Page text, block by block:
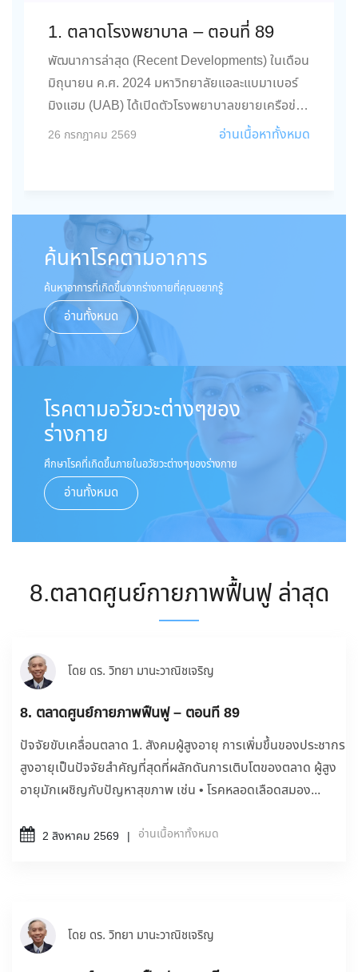
1. ตลาดโรงพยาบาล – ตอนที่ 89
พัฒนาการล่าสุด (Recent Developments) ในเดือน
มิถุนายน ค.ศ. 2024 มหาวิทยาลัยแอละแบมาเบอร์
มิงแฮม (UAB) ได้เปิดตัวโรงพยาบาลขยายเครือข่าย
Tele-ICU แห่งแรกในรัฐแอละแบมา สหรัฐอเมริกา...
26 กรกฎาคม 2569 อ่านเนื้อหาทั้งหมด
ค้นหาโรคตามอาการ
ค้นหาอาการที่เกิดขึ้นจากร่างกายที่คุณอยากรู้
อ่านทั้งหมด
โรคตามอวัยวะต่างๆของ
ร่างกาย
ศึกษาโรคที่เกิดขึ้นภายในอวัยวะต่างๆของร่างกาย
อ่านทั้งหมด
8.ตลาดศูนย์กายภาพฟื้นฟู ล่าสุด
โดย ดร. วิทยา มานะวาณิชเจริญ
8. ตลาดศูนย์กายภาพฟื้นฟู – ตอนที่ 89
ปัจจัยขับเคลื่อนตลาด 1. สังคมผู้สูงอายุ การเพิ่มขึ้นของประชากร
สูงอายุเป็นปัจจัยสำคัญที่สุดที่ผลักดันการเติบโตของตลาด ผู้สูง
อายุมักเผชิญกับปัญหาสุขภาพ เช่น • โรคหลอดเลือดสมอง...
2 สิงหาคม 2569 อ่านเนื้อหาทั้งหมด
โดย ดร. วิทยา มานะวาณิชเจริญ